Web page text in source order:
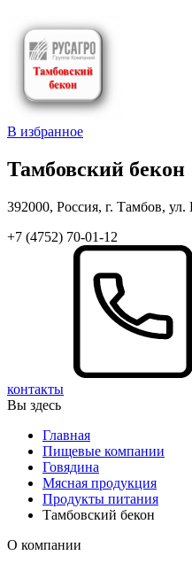
В избранное
Тамбовский бекон
392000, Россия, г. Тамбов,
+7 (4752) 70-01-12
контакты
Вы здесь
Главная
Пищевые компании
Говядина
Мясная продукция
Продукты питания
Тамбовский бекон
О компании